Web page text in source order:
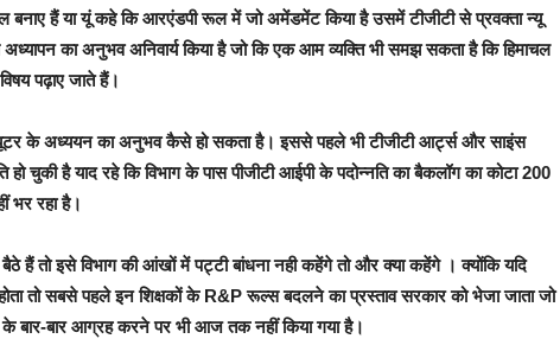
बनाए हैं या यूं कहे कि आरएंडपी रूल में जो अमेंडमेंट किया है उसमें टीजीटी से प्रवक्ता न्यू
का अनुभव अनिवार्य किया है जो कि एक आम व्यक्ति भी समझ सकता है कि हिमाचल
पढ़ाए जाते हैं।
के अध्ययन का अनुभव कैसे हो सकता है। इससे पहले भी टीजीटी आर्ट्स और साइंस
हो चुकी है याद रहे कि विभाग के पास पीजीटी आईपी के पदोन्नति का बैकलॉग का कोटा 200
भर रहा है।
हैं तो इसे विभाग की आंखों में पट्टी बांधना नही कहेंगे तो और क्या कहेंगे । क्योंकि यदि
तो सबसे पहले इन शिक्षकों के R&P रूल्स बदलने का प्रस्ताव सरकार को भेजा जाता जो
बार-बार आग्रह करने पर भी आज तक नहीं किया गया है।